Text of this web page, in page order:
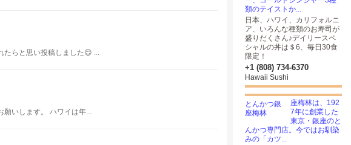
たらと思い投稿しました😊 ...
願いします。 ハワイは年...
類のテイストか...
日本、ハワイ、カリフォルニ
ア、いろんな種類のお寿司が
盛りだくさん♪デイリースペ
シャルの丼は＄6、毎日30食
限定！
+1 (808) 734-6370
Hawaii Sushi
座梅林は、192
7年に創業した
東京・銀座のと
んかつ専門店。今ではお馴染
みの「カツ...